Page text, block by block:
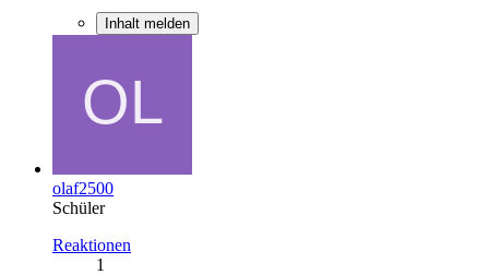
Inhalt melden
olaf2500
Schüler
Reaktionen
1